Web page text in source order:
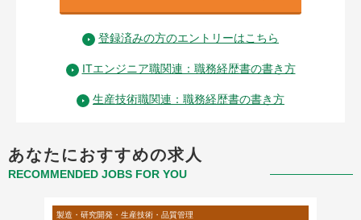
登録済みの方のエントリーはこちら
ITエンジニア職関連：職務経歴書の書き方
生産技術職関連：職務経歴書の書き方
あなたにおすすめの求人
RECOMMENDED JOBS FOR YOU
製造・研究開発・生産技術・品質管理